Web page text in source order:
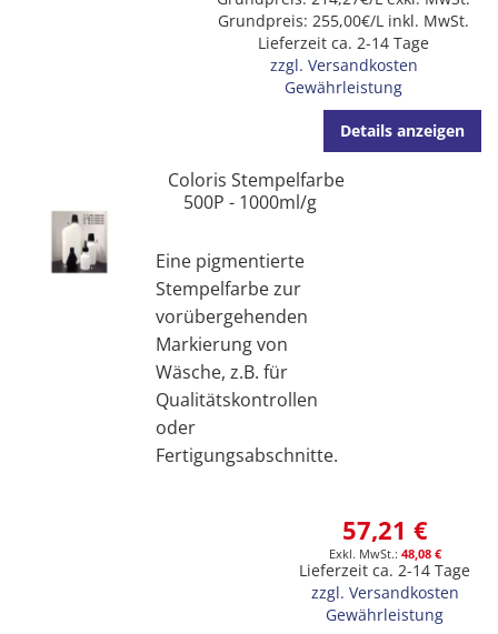
Grundpreis: 255,00€/L inkl. MwSt.
Lieferzeit ca. 2-14 Tage
zzgl. Versandkosten
Gewährleistung
Details anzeigen
Coloris Stempelfarbe
500P - 1000ml/g
Eine pigmentierte
Stempelfarbe zur
vorübergehenden
Markierung von
Wäsche, z.B. für
Qualitätskontrollen
oder
Fertigungsabschnitte.
57,21 €
48,08 €
Lieferzeit ca. 2-14 Tage
zzgl. Versandkosten
Gewährleistung